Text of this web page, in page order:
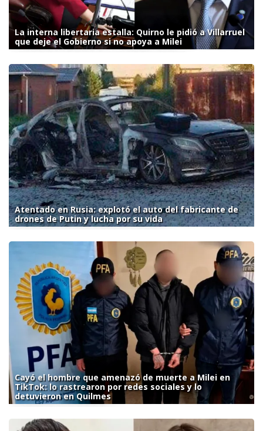
La interna libertaria estalla: Quirno le pidió a Villarruel
que deje el Gobierno si no apoya a Milei
Atentado en Rusia: explotó el auto del fabricante de
drones de Putin y lucha por su vida
Cayó el hombre que amenazó de muerte a Milei en
TikTok: lo rastrearon por redes sociales y lo
detuvieron en Quilmes